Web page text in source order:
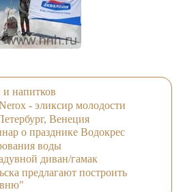
напитков
- эликсир молодости
Венеция
о празднике Водокрес
воды
диван/гамак
предлагают построить